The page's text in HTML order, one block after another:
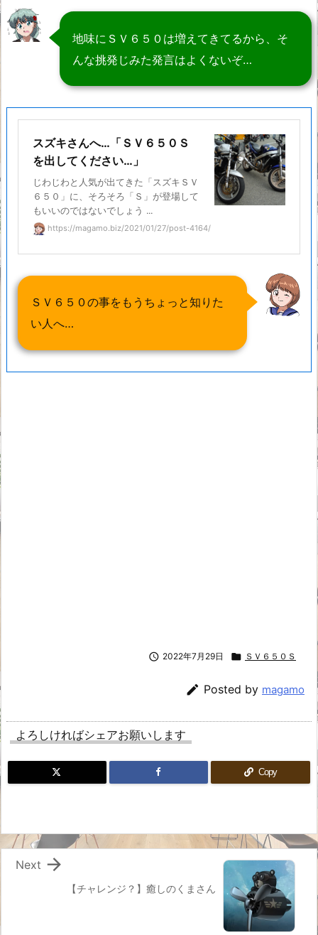
地味にＳＶ６５０は増えてきてるから、そ
んな挑発じみた発言はよくないぞ…
スズキさんへ…「ＳＶ６５０Ｓ
を出してください…」
じわじわと人気が出てきた「スズキＳＶ
６５０」に、そろそろ「Ｓ」が登場して
もいいのではないでしょう ...
https://magamo.biz/2021/01/27/post-4164/
ＳＶ６５０の事をもうちょっと知りた
い人へ…
 2022年7月29日  ＳＶ６５０Ｓ
 Posted by magamo
よろしければシェアお願いします
Copy
【チャレンジ？】癒しのくまさん

Next